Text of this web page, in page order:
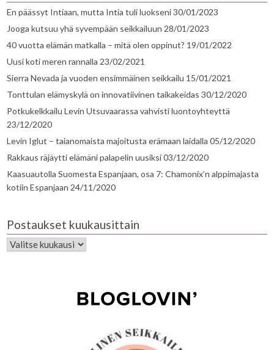
En päässyt Intiaan, mutta Intia tuli luokseni30/01/2023
Jooga kutsuu yhä syvempään seikkailuun 28/01/2023
40 vuotta elämän matkalla – mitä olen oppinut? 19/01/2022
Uusi koti meren rannalla 23/02/2021
Sierra Nevada ja vuoden ensimmäinen seikkailu 15/01/2021
Tonttulan elämyskylä on innovatiivinen taikakeidas 30/12/2020
Potkukelkkailu Levin Utsuvaarassa vahvisti luontoyhteyttä
23/12/2020
Levin Iglut – taianomaista majoitusta erämaan laidalla 05/12/2020
Rakkaus räjäytti elämäni palapelin uusiksi03/12/2020
Kaasuautolla Suomesta Espanjaan, osa 7: Chamonix’n alppimajasta
kotiin Espanjaan 24/11/2020
Postaukset kuukausittain